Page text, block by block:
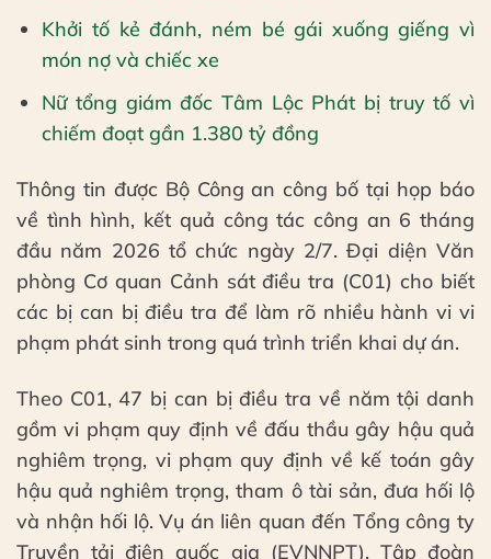
Khởi tố kẻ đánh, ném bé gái xuống giếng vì
món nợ và chiếc xe
Nữ tổng giám đốc Tâm Lộc Phát bị truy tố vì
chiếm đoạt gần 1.380 tỷ đồng
Thông tin được Bộ Công an công bố tại họp báo
về tình hình, kết quả công tác công an 6 tháng
đầu năm 2026 tổ chức ngày 2/7. Đại diện Văn
phòng Cơ quan Cảnh sát điều tra (C01) cho biết
các bị can bị điều tra để làm rõ nhiều hành vi vi
phạm phát sinh trong quá trình triển khai dự án.
Theo C01, 47 bị can bị điều tra về năm tội danh
gồm vi phạm quy định về đấu thầu gây hậu quả
nghiêm trọng, vi phạm quy định về kế toán gây
hậu quả nghiêm trọng, tham ô tài sản, đưa hối lộ
và nhận hối lộ. Vụ án liên quan đến Tổng công ty
Truyền tải điện quốc gia (EVNNPT), Tập đoàn